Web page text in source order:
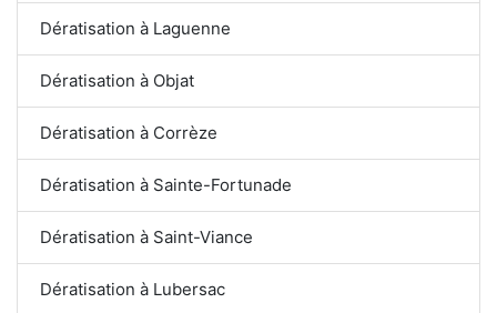
Dératisation à Laguenne
Dératisation à Objat
Dératisation à Corrèze
Dératisation à Sainte-Fortunade
Dératisation à Saint-Viance
Dératisation à Lubersac